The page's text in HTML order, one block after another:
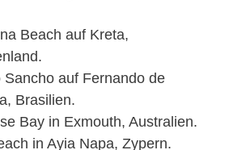
Beach auf Kreta,
Sancho auf Fernando de
Brasilien.
Bay in Exmouth, Australien.
in Ayia Napa, Zypern.